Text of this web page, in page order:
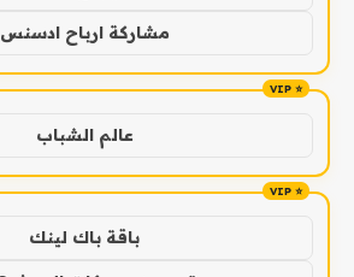
مشاركة ارباح ادسنس
عالم الشباب
باقة باك لينك